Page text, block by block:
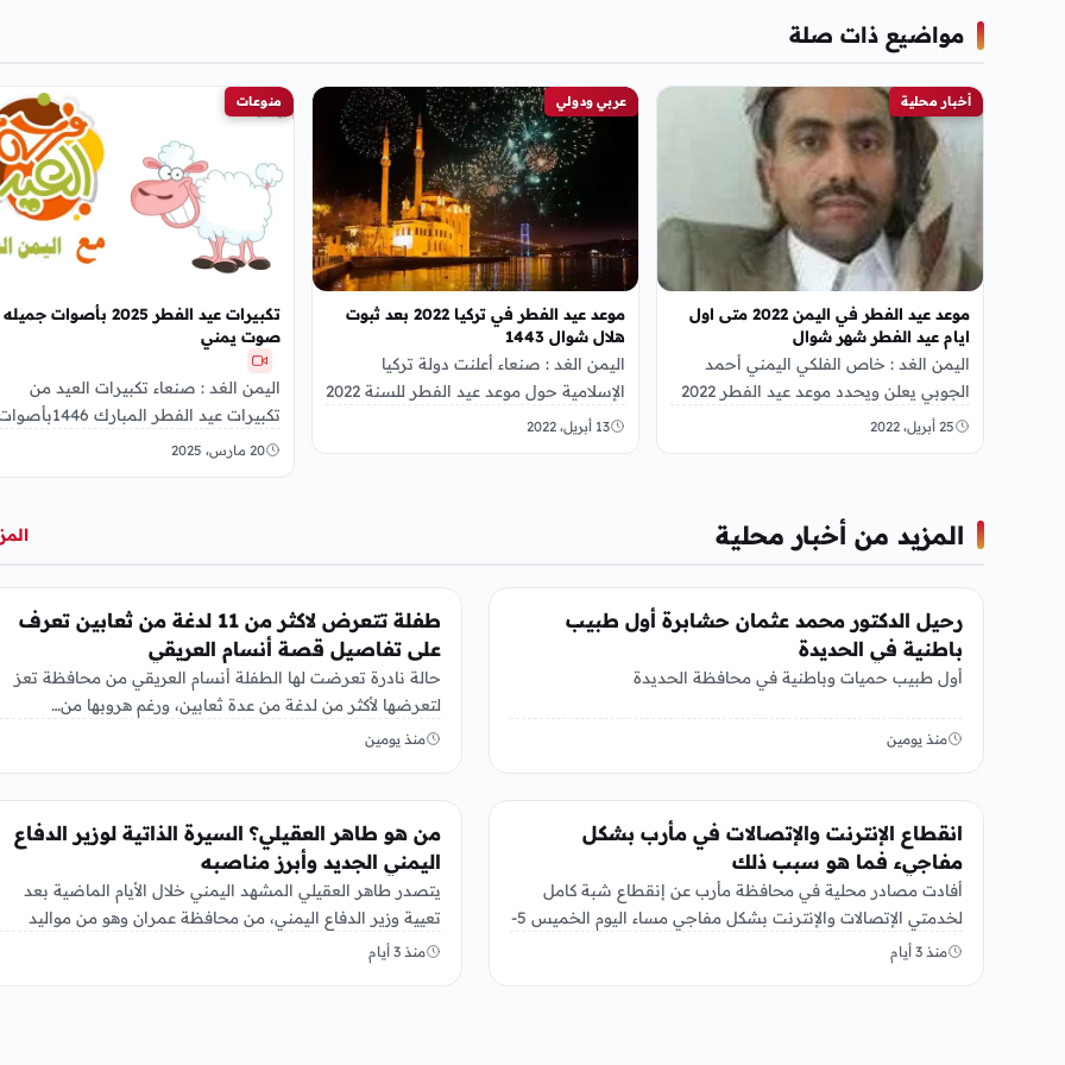
مواضيع ذات صلة
أخبار محلية
موعد عيد الفطر في اليمن 2022 متى اول
ايام عيد الفطر شهر شوال
اليمن الغد : خاص الفلكي اليمني أحمد
الجوبي يعلن ويحدد موعد عيد الفطر 2022
في اليمن, وذلك عبر منشور له…
25 أبريل، 2022
عربي ودولي
موعد عيد الفطر في تركيا 2022 بعد ثبوت
هلال شوال 1443
اليمن الغد : صنعاء أعلنت دولة تركيا
الإسلامية حول موعد عيد الفطر للسنة 2022
أنه يوم الاثنين, 2 مايو حتى:…
13 أبريل، 2022
منوعات
تكبيرات عيد الفطر 2025 بأصوات جميله
صوت يمني
اليمن الغد : صنعاء تكبيرات العيد من
تكبيرات عيد الفطر المبارك
جميلة ورائعه, ونضع لكم فيديو لصوت
20 مارس، 2025
المزيد من أخبار محلية
رحيل الدكتور محمد عثمان حشابرة أول طبيب
باطنية في الحديدة
أول طبيب حميات وباطنية في محافظة الحديدة
منذ يومين
طفلة تتعرض لاكثر من 11 لدغة من ثعابين تعرف
على تفاصيل قصة أنسام العريقي
حالة نادرة تعرضت لها الطفلة أنسام العريقي من محافظة تعز
لتعرضها لأكثر من لدغة من عدة ثعابين، ورغم هروبها من…
منذ يومين
انقطاع الإنترنت والإتصالات في مأرب بشكل
مفاجيء فما هو سبب ذلك
أفادت مصادر محلية في محافظة مأرب عن إنقطاع شبة كامل
لخدمتي الإتصالات والإنترنت بشكل مفاجي مساء اليوم الخميس 5-
8-2026، ولم… منذ 3 أيام
من هو طاهر العقيلي؟ السيرة الذاتية لوزير الدفاع
اليمني الجديد وأبرز مناصبه
يتصدر طاهر العقيلي المشهد اليمني خلال الأيام الماضية بعد
تعيية وزير الدفاع اليمني، من محافظة عمران وهو من مواليد
1970،وإلتحق…
منذ 3 أيام